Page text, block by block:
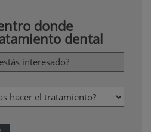
donde
dental